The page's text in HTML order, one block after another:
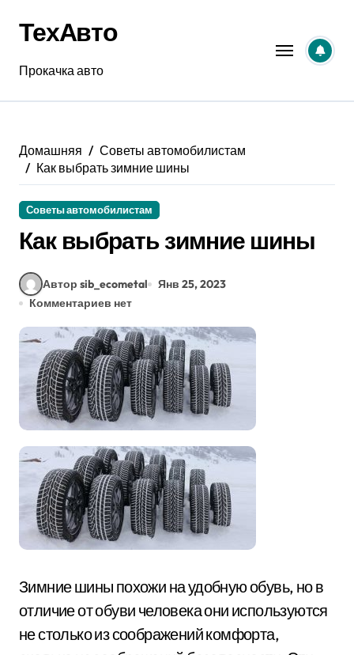
содержанию
ТехАвто
Прокачка авто
Домашняя
Советы автомобилистам
Как выбрать зимние шины
Советы автомобилистам
Как выбрать зимние шины
Автор sib_ecometal
Янв 25, 2023
Комментариев нет
Зимние шины похожи на удобную обувь, но в
отличие от обуви человека они используются
не столько из соображений комфорта,